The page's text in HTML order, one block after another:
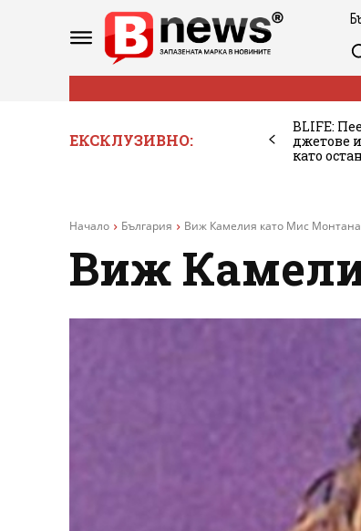
ЕКСКЛУЗИВНО:
BLIFE:
джетове
като
Начало България Виж Камелия като Мис
Виж